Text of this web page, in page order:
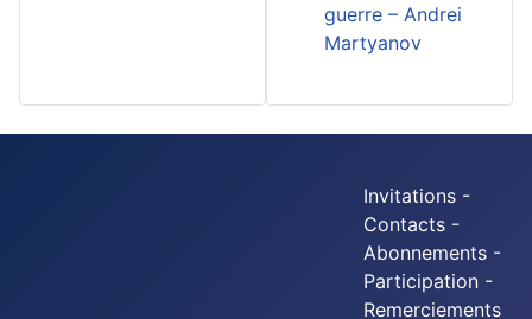
guerre – Andrei
Martyanov
Invitations -
Contacts -
Abonnements -
Participation -
Remerciements